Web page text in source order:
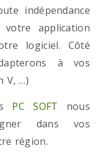
indépendance
application
logiciel. Côté
à vos
V, …)
PC SOFT nous
dans vos
région.